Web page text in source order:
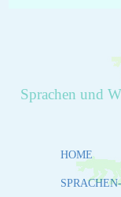
Sprachen und
HOME